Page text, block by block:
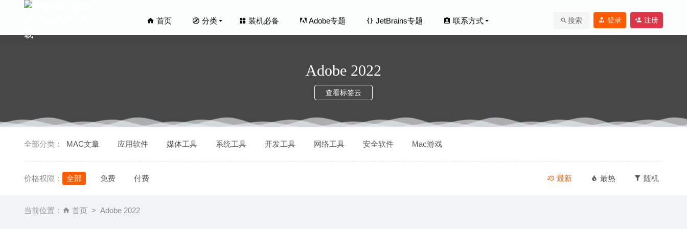
首页 分类 装机必备 Adobe专题 JetBrains专题 联系方式 搜索 登录 注册
Adobe 2022
查看标签云
全部分类： MAC文章 应用软件 媒体工具 系统工具 开发工具 网络工具 安全软件 Mac游戏
价格权限： 全部 免费 付费 最新 最热 随机
当前位置： 首页 Adobe 2022
2022-01-27